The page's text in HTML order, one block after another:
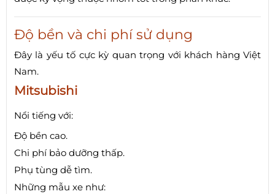
Độ bền và chi phí sử dụng
Đây là yếu tố cực kỳ quan trọng với khách hàng Việt
Nam.
Mitsubishi
Nổi tiếng với:
Độ bền cao.
Chi phí bảo dưỡng thấp.
Phụ tùng dễ tìm.
Những mẫu xe như: